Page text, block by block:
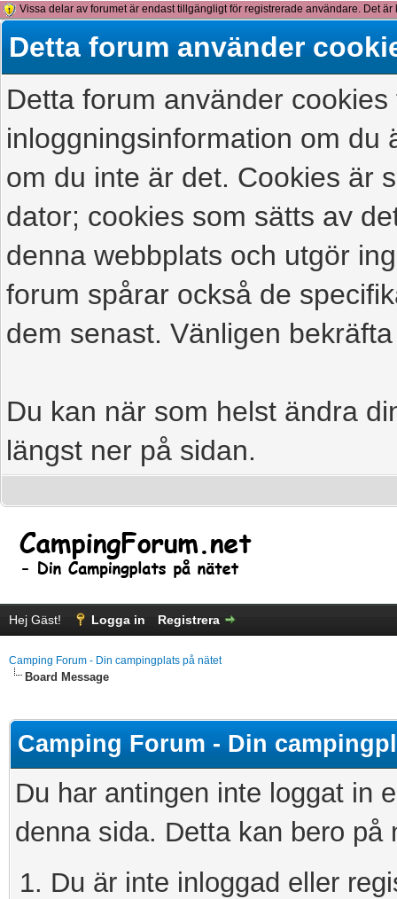
Vissa delar av forumet är endast tillgängligt för registrerade användare. Det
detta meddelande.
Detta forum använder
Detta forum använder
inloggningsinformation om du
om du inte är det. Cookies är
dator; cookies som sätts av
denna webbplats och utgör
forum spårar också de
dem senast. Vänligen
Du kan när som helst ändra
längst ner på sidan.
Hej Gäst! Logga in Registrera
Camping Forum - Din campingplats på nätet
Board Message
Camping Forum - Din
Du har antingen inte loggat in
denna sida. Detta kan bero
Du är inte inloggad eller